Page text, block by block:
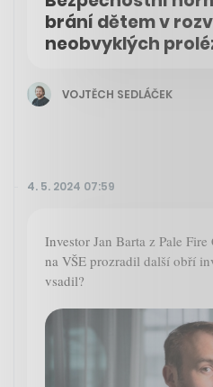
brání dětem v
neobvyklých
VOJTĚCH SEDLÁČEK
4. 5. 2024 07:59
Investor Jan Barta z Pale
na VŠE prozradil další obří
vsadil?